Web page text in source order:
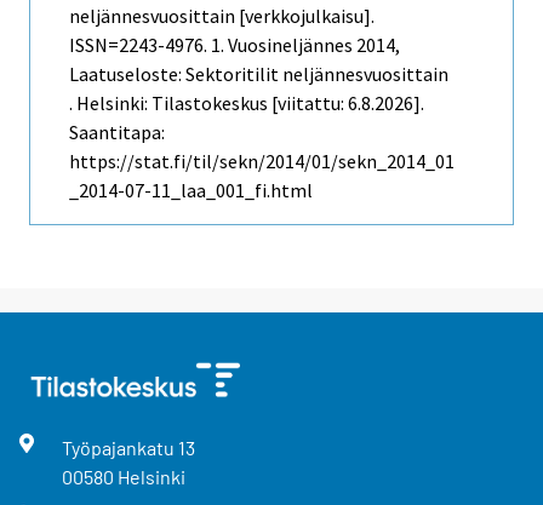
neljännesvuosittain [verkkojulkaisu].
ISSN=2243-4976. 1. Vuosineljännes 2014,
Laatuseloste: Sektoritilit neljännesvuosittain
. Helsinki: Tilastokeskus [viitattu: 6.8.2026].
Saantitapa:
https://stat.fi/til/sekn/2014/01/sekn_2014_01
_2014-07-11_laa_001_fi.html
Työpajankatu 13
00580 Helsinki